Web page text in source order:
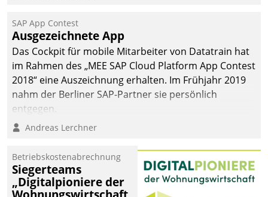
SAP App Contest
Ausgezeichnete App
Das Cockpit für mobile Mitarbeiter von Datatrain hat
im Rahmen des „MEE SAP Cloud Platform App Contest
2018“ eine Auszeichnung erhalten. Im Frühjahr 2019
nahm der Berliner SAP-Partner sie persönlich
entgegen.
Andreas Lerchner
Betriebskostenabrechnung
Siegerteams
„Digitalpioniere der